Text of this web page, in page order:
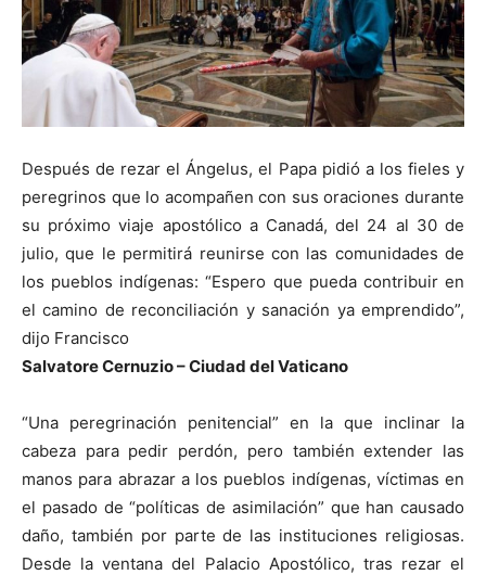
Después de rezar el Ángelus, el Papa pidió a los fieles y
peregrinos que lo acompañen con sus oraciones durante
su próximo viaje apostólico a Canadá, del 24 al 30 de
julio, que le permitirá reunirse con las comunidades de
los pueblos indígenas: “Espero que pueda contribuir en
el camino de reconciliación y sanación ya emprendido”,
dijo Francisco
Salvatore Cernuzio – Ciudad del Vaticano
“Una peregrinación penitencial” en la que inclinar la
cabeza para pedir perdón, pero también extender las
manos para abrazar a los pueblos indígenas, víctimas en
el pasado de “políticas de asimilación” que han causado
daño, también por parte de las instituciones religiosas.
Desde la ventana del Palacio Apostólico, tras rezar el